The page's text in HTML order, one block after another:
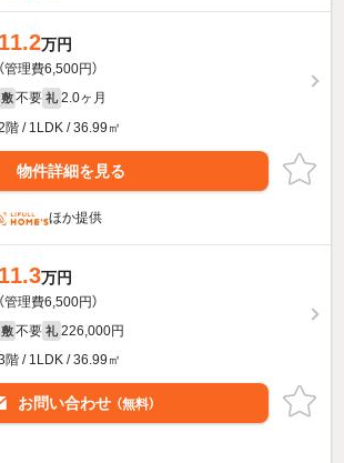
11.2万円
（管理費6,500円）
敷 不要 礼 2.0ヶ月
階 / 1LDK / 36.99㎡
物件詳細を見る
ほか提供
11.3万円
（管理費6,500円）
敷 不要 礼 226,000円
階 / 1LDK / 36.99㎡
お問い合わせ （無料）